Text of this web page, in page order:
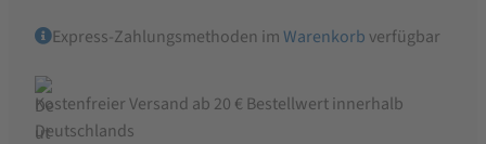
Express-Zahlungsmethoden imWarenkorb verfügbar
Kostenfreier Versand ab 20 € Bestellwert innerhalb
Deutschlands